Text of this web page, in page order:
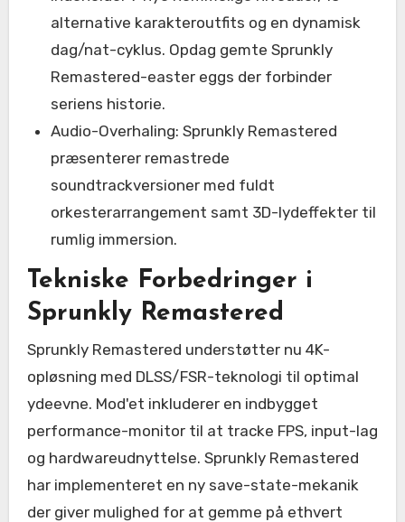
alternative karakteroutfits og en dynamisk
dag/nat-cyklus. Opdag gemte Sprunkly
Remastered-easter eggs der forbinder
seriens historie.
Audio-Overhaling: Sprunkly Remastered
præsenterer remastrede
soundtrackversioner med fuldt
orkesterarrangement samt 3D-lydeffekter til
rumlig immersion.
Tekniske Forbedringer i
Sprunkly Remastered
Sprunkly Remastered understøtter nu 4K-
opløsning med DLSS/FSR-teknologi til optimal
ydeevne. Mod'et inkluderer en indbygget
performance-monitor til at tracke FPS, input-lag
og hardwareudnyttelse. Sprunkly Remastered
har implementeret en ny save-state-mekanik
der giver mulighed for at gemme på ethvert